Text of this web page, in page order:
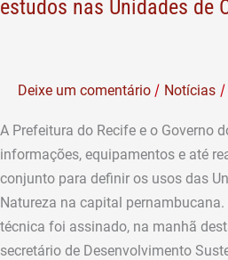
estudos nas Unidades de
Deixe um comentário / Notícias /
A Prefeitura do Recife e o Governo
informações, equipamentos e até
conjunto para definir os usos das
Natureza na capital
técnica foi assinado, na manhã
secretário de Desenvolvimento
para
fazer
estudos
Unidades
de
Conservação